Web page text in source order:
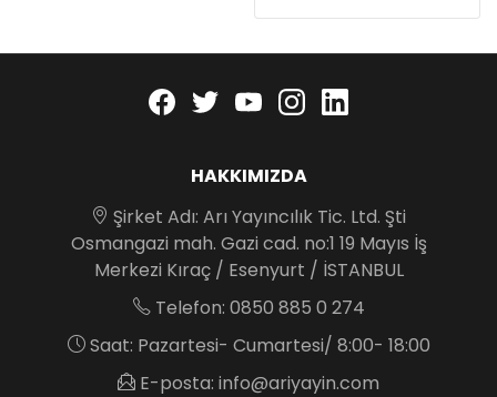
Facebook
twitteryoutubeinstagram
HAKKIMIZDA
Şirket Adı: Arı Yayıncılık Tic. Ltd. Şti
Osmangazi mah. Gazi cad. no:1 19 Mayıs İş
Merkezi Kıraç / Esenyurt / İSTANBUL
Telefon: 0850 885 0 274
Saat: Pazartesi- Cumartesi/ 8:00- 18:00
E-posta: info@ariyayin.com